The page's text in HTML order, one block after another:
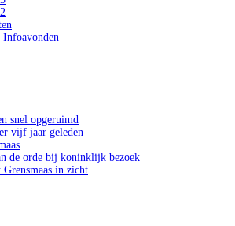
Infoavonden
snel opgeruimd
vijf jaar geleden
de orde bij koninklijk bezoek
in zicht